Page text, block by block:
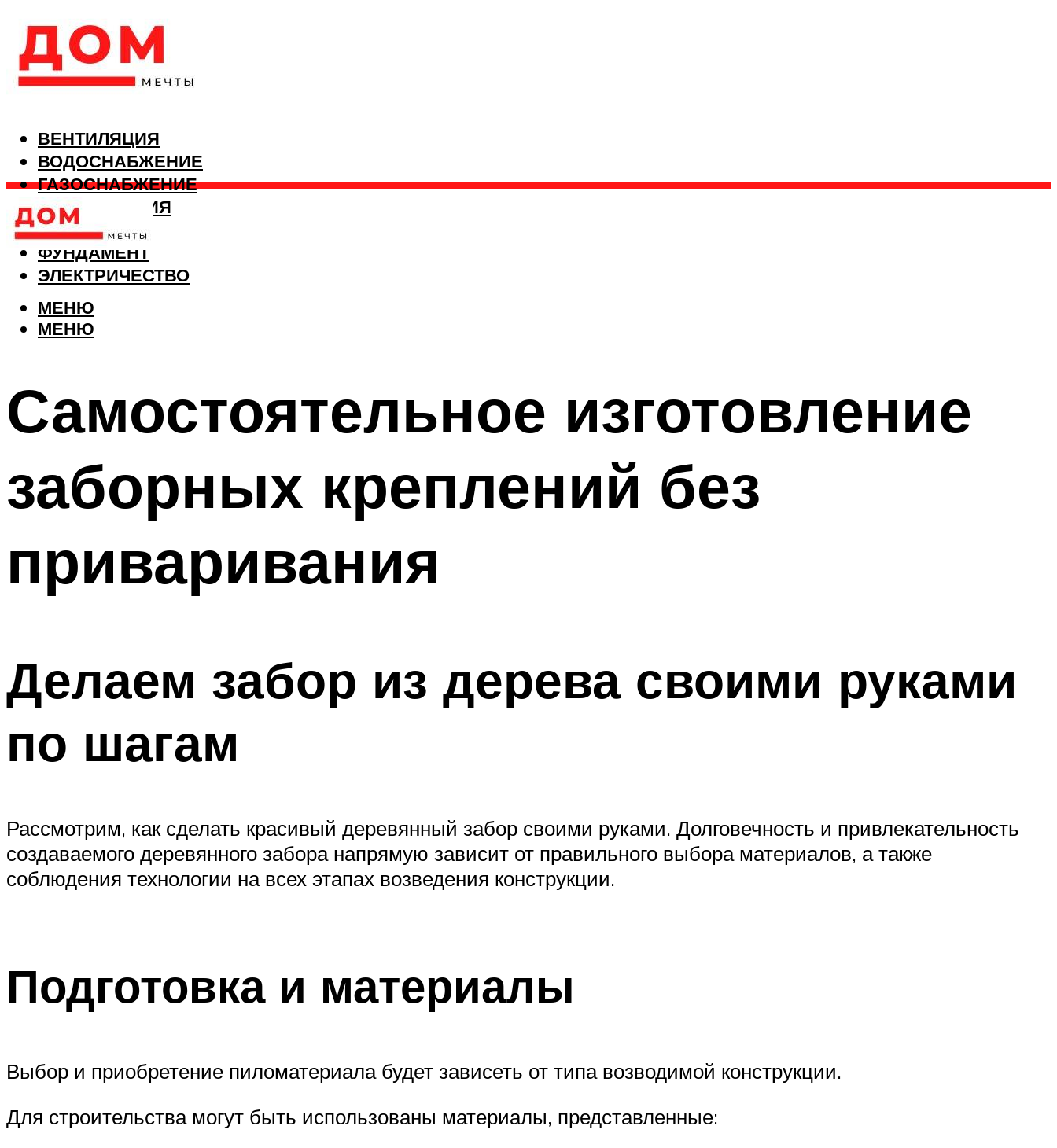
ВЕНТИЛЯЦИЯ
ВОДОСНАБЖЕНИЕ
ГАЗОСНАБЖЕНИЕ
КАНАЛИЗАЦИЯ
ОТОПЛЕНИЕ
ФУНДАМЕНТ
ЭЛЕКТРИЧЕСТВО
МЕНЮ
МЕНЮ
Самостоятельное изготовление
заборных креплений без
приваривания
Делаем забор из дерева своими руками
по шагам
Рассмотрим, как сделать красивый деревянный забор своими руками. Долговечность и привлекательность
создаваемого деревянного забора напрямую зависит от правильного выбора материалов, а также
соблюдения технологии на всех этапах возведения конструкции.
Подготовка и материалы
Выбор и приобретение пиломатериала будет зависеть от типа возводимой конструкции.
Для строительства могут быть использованы материалы, представленные: